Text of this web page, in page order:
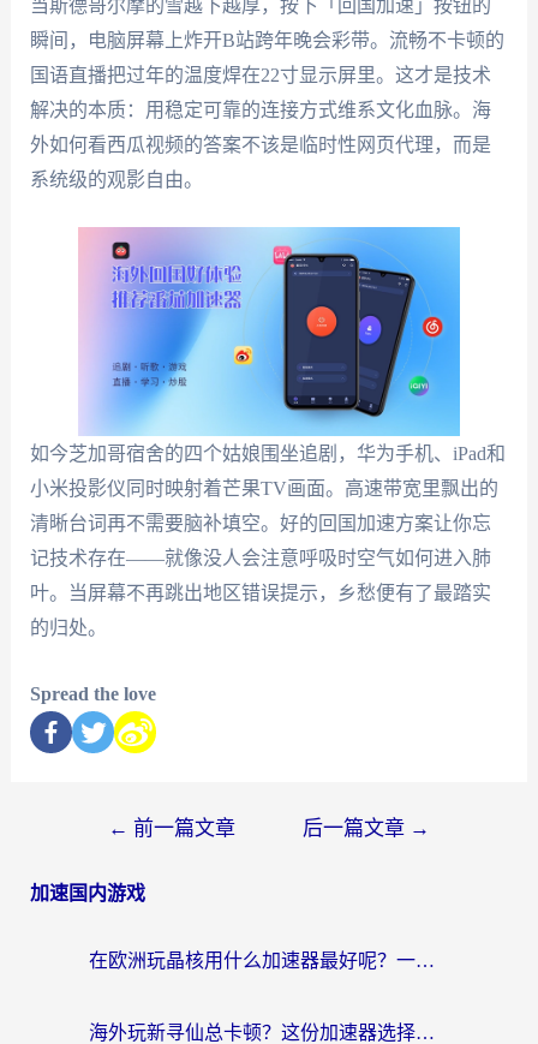
当斯德哥尔摩的雪越下越厚，按下「回国加速」按钮的
瞬间，电脑屏幕上炸开B站跨年晚会彩带。流畅不卡顿的
国语直播把过年的温度焊在22寸显示屏里。这才是技术
解决的本质：用稳定可靠的连接方式维系文化血脉。海
外如何看西瓜视频的答案不该是临时性网页代理，而是
系统级的观影自由。
如今芝加哥宿舍的四个姑娘围坐追剧，华为手机、iPad和
小米投影仪同时映射着芒果TV画面。高速带宽里飘出的
清晰台词再不需要脑补填空。好的回国加速方案让你忘
记技术存在——就像没人会注意呼吸时空气如何进入肺
叶。当屏幕不再跳出地区错误提示，乡愁便有了最踏实
的归处。
Spread the love
← 前一篇文章 后一篇文章 →
加速国内游戏
在欧洲玩晶核用什么加速器最好呢？一个老玩家的真心话
海外玩新寻仙总卡顿？这份加速器选择指南让你秒回国服流畅体验